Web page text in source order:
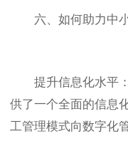
六、如何助力中小
提升信息化水平：
供了一个全面的信息
工管理模式向数字化